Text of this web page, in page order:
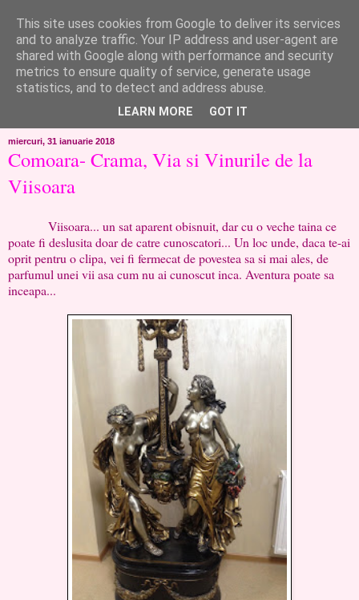
like ?...or not!
..de toate!!!!!..alandala...cum imi trec prin minte..si cum am
chef..incercate pe pielea mea..
miercuri, 31 ianuarie 2018
Comoara- Crama, Via si Vinurile de la
Viisoara
Viisoara... un sat aparent obisnuit, dar cu o veche taina ce
poate fi deslusita doar de catre cunoscatori... Un loc unde, daca te-ai
oprit pentru o clipa, vei fi fermecat de povestea sa si mai ales, de
parfumul unei vii asa cum nu ai cunoscut inca. Aventura poate sa
inceapa...
This site uses cookies from Google to deliver its services
and to analyze traffic. Your IP address and user-agent are
shared with Google along with performance and security
metrics to ensure quality of service, generate usage
statistics, and to detect and address abuse.
LEARN MORE GOT IT